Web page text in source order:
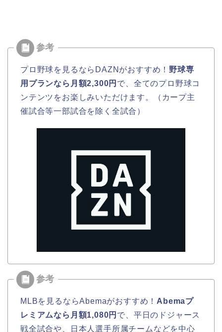
プロ野球を見るならDAZNがおすすめ！ 野球専
用プランなら月額2,300円 で、全てのプロ野球コ
ンテンツをお楽しみいただけます。（カープ主
催試合等一部試合を除く全試合）
MLBを見るならAbemaがおすすめ！ Abemaプ
レミアムなら月額1,080円 で、平日のドジャース
戦全試合や、日本人選手所属チームなどを中心